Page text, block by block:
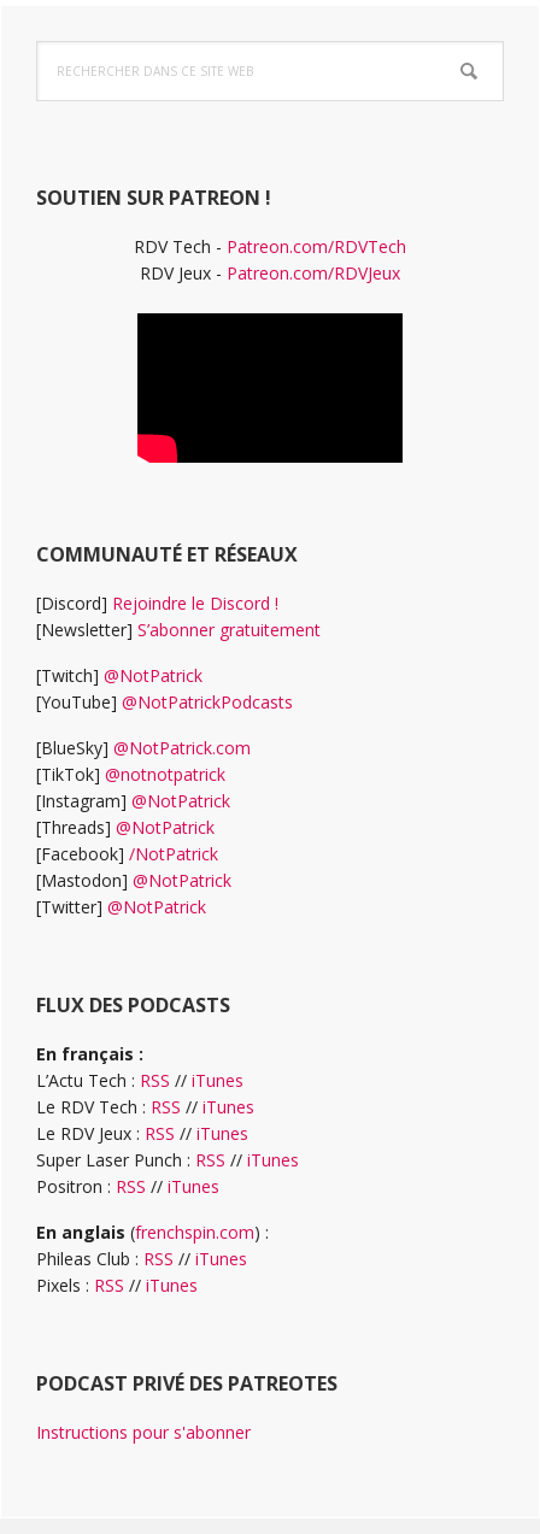
Barre
latérale
dans
ce
SOUTIEN SUR PATREON !
RDV Tech - Patreon.com/RDVTech
RDV Jeux - Patreon.com/RDVJeux
COMMUNAUTÉ ET RÉSEAUX
[Discord] Rejoindre le Discord !
[Newsletter] S’abonner gratuitement
[Twitch] @NotPatrick
[YouTube] @NotPatrickPodcasts
[BlueSky] @NotPatrick.com
[TikTok] @notnotpatrick
[Instagram] @NotPatrick
[Threads] @NotPatrick
[Facebook] /NotPatrick
[Mastodon] @NotPatrick
[Twitter] @NotPatrick
FLUX DES PODCASTS
En français :
L’Actu Tech : RSS // iTunes
Le RDV Tech : RSS // iTunes
Le RDV Jeux : RSS // iTunes
Super Laser Punch : RSS // iTunes
Positron : RSS // iTunes
En anglais (frenchspin.com) :
Phileas Club : RSS // iTunes
Pixels : RSS // iTunes
PODCAST PRIVÉ DES PATREOTES
Instructions pour s'abonner